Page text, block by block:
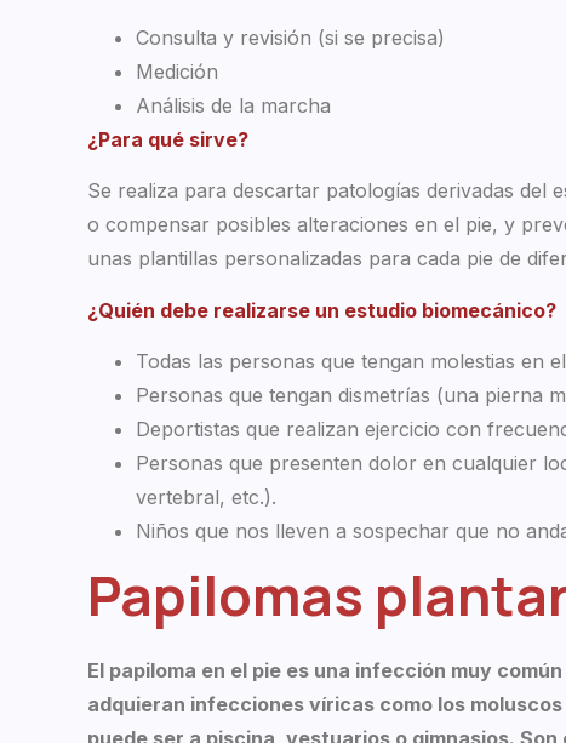
Consulta y revisión (si se precisa)
Medición
Análisis de la marcha
¿Para qué sirve?
Se realiza para descartar patologías derivadas
o compensar posibles alteraciones en el pie, y
unas plantillas personalizadas para cada pie de
¿Quién debe realizarse un estudio biomecánico?
Todas las personas que tengan molestias en
Personas que tengan dismetrías (una pierna
Deportistas que realizan ejercicio con
Personas que presenten dolor en cualquier
vertebral, etc.).
Niños que nos lleven a sospechar que no
Papilomas
El papiloma en el pie es una infección muy
adquieran infecciones víricas como los